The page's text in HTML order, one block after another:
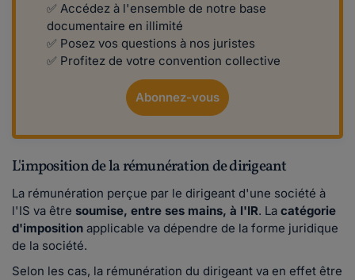
✅ Accédez à l'ensemble de notre base
documentaire en illimité
✅ Posez vos questions à nos juristes
✅ Profitez de votre convention collective
Abonnez-vous
L'imposition de la rémunération de dirigeant
La rémunération perçue par le dirigeant d'une société à
l'IS va être soumise, entre ses mains, à l'IR. La catégorie
d'imposition applicable va dépendre de la forme juridique
de la société.
Selon les cas, la rémunération du dirigeant va en effet être